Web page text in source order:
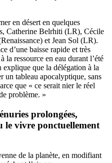
en désert en quelques
Catherine Belrhiti (LR), Cécile
et Jean Sol (LR).
d’une baisse rapide et très
la ressource en eau durant l’été
explique que la délégation à la
un tableau apocalyptique, sans
que « ce serait nier le réel
problème. »
prolongées,
le vivre ponctuellement
de la planète, en modifiant